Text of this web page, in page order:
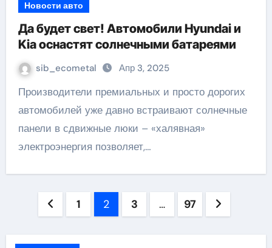
Новости авто
Да будет свет! Автомобили Hyundai и
Kia оснастят солнечными батареями
sib_ecometal Апр 3, 2025
Производители премиальных и просто дорогих
автомобилей уже давно встраивают солнечные
панели в сдвижные люки – «халявная»
электроэнергия позволяет,…
Пагинация
1 2 3 … 97